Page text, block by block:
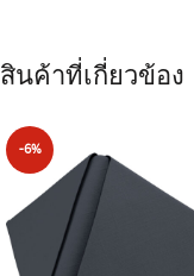
สินค้าที่เกี่ยวข้อง
-6%